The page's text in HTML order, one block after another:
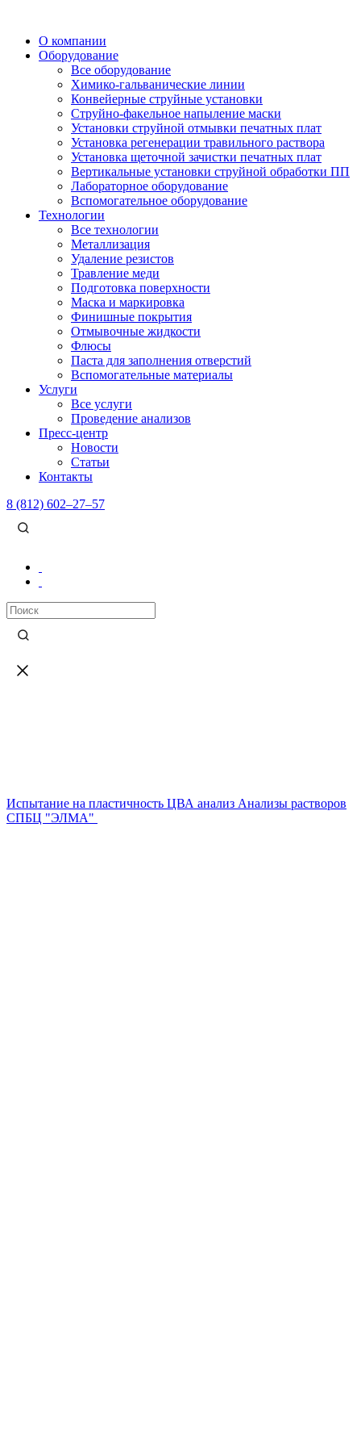
О компании
Оборудование
Все оборудование
Химико-гальванические линии
Конвейерные струйные установки
Струйно-факельное напыление маски
Установки струйной отмывки печатных плат
Установка регенерации травильного раствора
Установка щеточной зачистки печатных плат
Вертикальные установки струйной обработки ПП
Лабораторное оборудование
Вспомогательное оборудование
Технологии
Все технологии
Металлизация
Удаление резистов
Травление меди
Подготовка поверхности
Маска и маркировка
Финишные покрытия
Отмывочные жидкости
Флюсы
Паста для заполнения отверстий
Вспомогательные материалы
Услуги
Все услуги
Проведение анализов
Пресс-центр
Новости
Статьи
Контакты
8 (812) 602–27–57
Испытание на пластичность ЦВА анализ Анализы растворов
СПБЦ "ЭЛМА"